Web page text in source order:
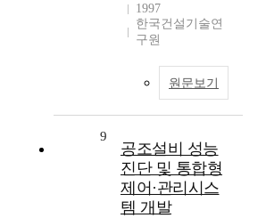
1997
한국건설기술연
구원
원문보기
9
공조설비 성능
진단 및 통합형
제어·관리시스
템 개발